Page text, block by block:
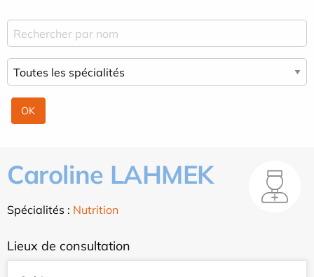
Caroline LAHMEK
Spécialités : Nutrition
Lieux de consultation